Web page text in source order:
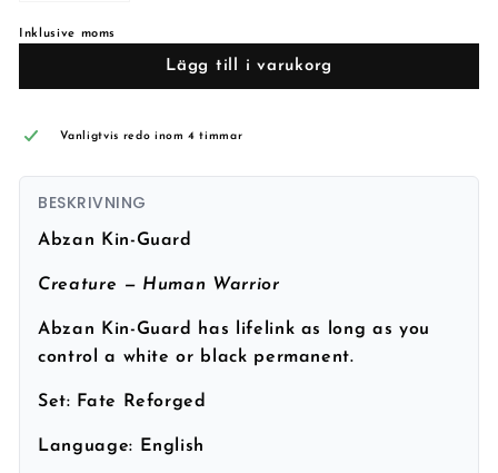
Inklusive moms
Lägg till i varukorg
Vanligtvis redo inom 4 timmar
BESKRIVNING
Abzan Kin-Guard
Creature — Human Warrior
Abzan Kin-Guard has lifelink as long as you
control a white or black permanent.
Set: Fate Reforged
Language: English